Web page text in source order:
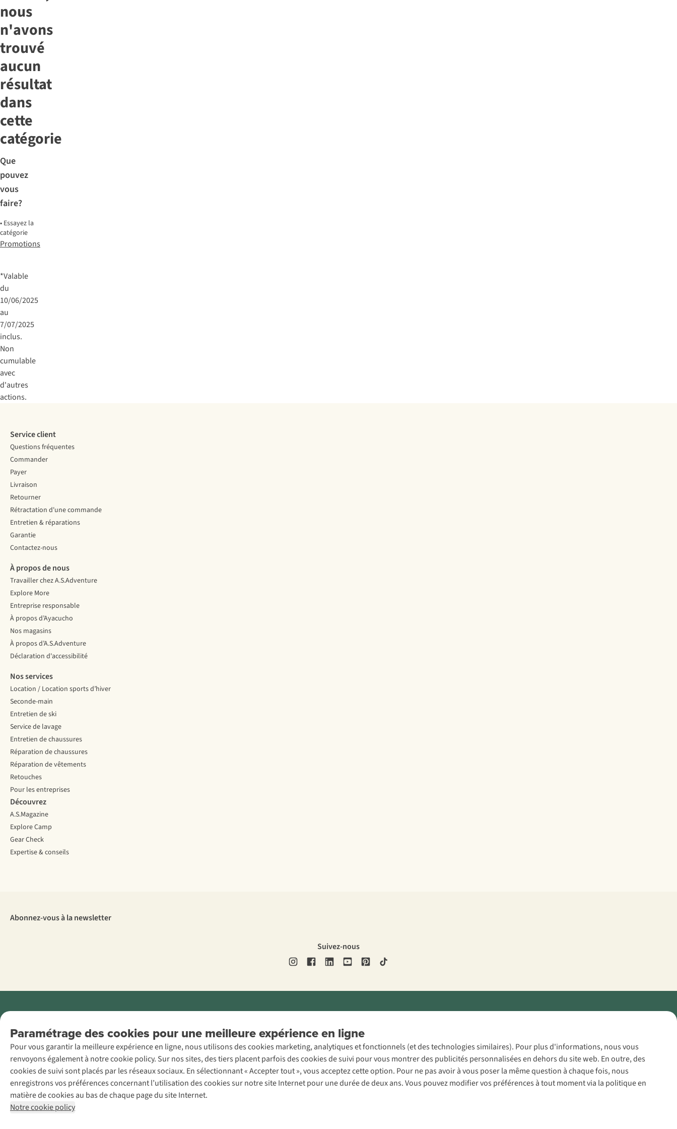
nous
n'avons
trouvé
aucun
résultat
dans
cette
catégorie
Que
pouvez
vous
faire?
• Essayez la
catégorie
Promotions
*Valable
du
10/06/2025
au
7/07/2025
inclus.
Non
cumulable
avec
d'autres
actions.
Paramétrage des cookies pour une meilleure expérience en ligne
Pour vous garantir la meilleure expérience en ligne, nous utilisons des cookies marketing, analytiques et fonctionnels (et des technologies similaires). Pour plus d'informations, nous vous
renvoyons également à notre cookie policy. Sur nos sites, des tiers placent parfois des cookies de suivi pour vous montrer des publicités personnalisées en dehors du site web. En outre, des
cookies de suivi sont placés par les réseaux sociaux. En sélectionnant « Accepter tout », vous acceptez cette option. Pour ne pas avoir à vous poser la même question à chaque fois, nous
enregistrons vos préférences concernant l’utilisation des cookies sur notre site Internet pour une durée de deux ans. Vous pouvez modifier vos préférences à tout moment via la politique en
matière de cookies au bas de chaque page du site Internet.
Notre cookie policy
Service client
Questions fréquentes
Commander
Payer
Livraison
Retourner
Rétractation d'une commande
Entretien & réparations
Garantie
Contactez-nous
À propos de nous
Travailler chez A.S.Adventure
Explore More
Entreprise responsable
À propos d’Ayacucho
Nos magasins
À propos d’A.S.Adventure
Déclaration d'accessibilité
Nos services
Location / Location sports d’hiver
Seconde-main
Entretien de ski
Service de lavage
Entretien de chaussures
Réparation de chaussures
Réparation de vêtements
Retouches
Pour les entreprises
Découvrez
A.S.Magazine
Explore Camp
Gear Check
Expertise & conseils
Abonnez-vous à la newsletter
Suivez-nous
AS Adventure
France SAS,
Rue du Vieux
Faubourg 14, F-
59000 Lille
+32 (0)3 828
30 15